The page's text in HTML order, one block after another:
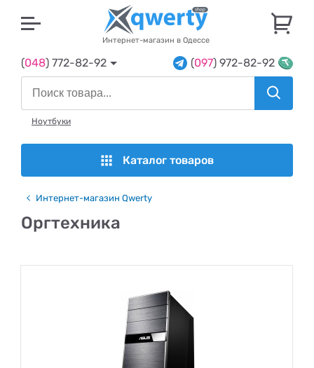
Интернет-магазин в Одессе
(048) 772-82-92 (097) 972-82-92
Ноутбуки
Каталог товаров
Интернет-магазин Qwerty
Оргтехника